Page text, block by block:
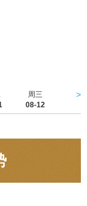
周三
08-12
周四
>